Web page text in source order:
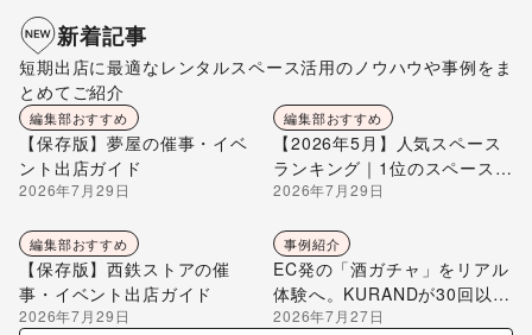
新着記事
短期出店に最適なレンタルスペース活用のノウハウや事例をま
とめてご紹介
編集部おすすめ
【保存版】夢屋の催事・イベ
ント出店ガイド
2026年7月29日
編集部おすすめ
【2026年5月】人気スペース
ランキング｜1位のスペースを
編集部が解説
2026年7月29日
編集部おすすめ
【保存版】西鉄ストアの催
事・イベント出店ガイド
2026年7月29日
事例紹介
EC発の「酒ガチャ」をリアル
体験へ。KURANDが30回以上
のポップアップ出店で届け
2026年7月27日